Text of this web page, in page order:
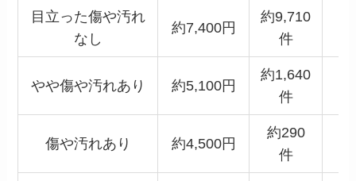
目立った傷や汚れ
なし
約7,400円
約9,710
件
やや傷や汚れあり 約5,100円
約1,640
件
傷や汚れあり 約4,500円
約290
件